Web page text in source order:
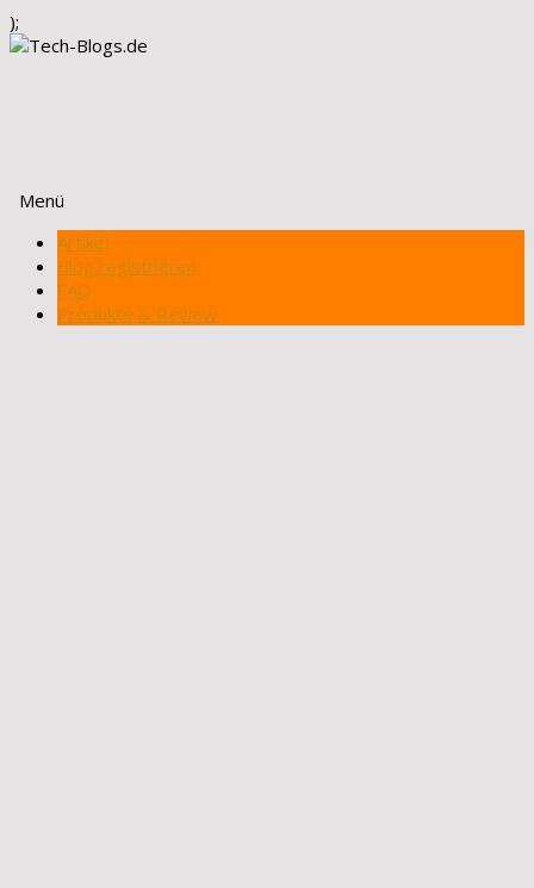
);
Menü
Zum
Inhalt
springen
Artikel
Blog registrieren
FAQ
Produkte & Review